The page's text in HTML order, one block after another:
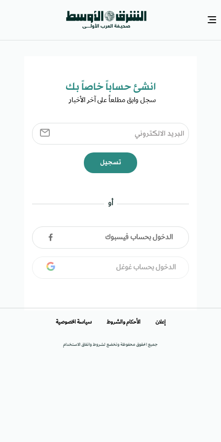
انشئ حساباً خاصاً بك​
سجل وابق مطلعاً على آخر الأخبار ​
تسجيل
أو
الدخول بحساب فيسبوك
الدخول بحساب غوغل
جميع الحقوق محفوظة وتخضع لشروط واتفاق الاستخدام
إعلان الأحكام والشروط سياسة الخصوصية